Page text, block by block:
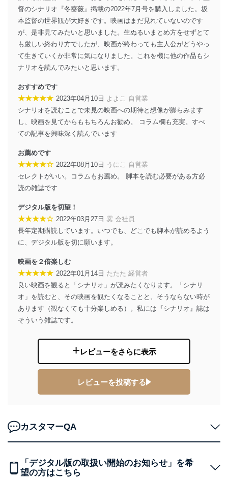
個人データを取り扱う機器等にセキュリティ対策
ソフトウェア等を導入し、自動更新 機能等の活用
により、これを最新状態としています。
情報システムの使用に伴う漏洩等の防止
メール等により個人データの含まれるファイルを
送信する場合に、当該ファイルへのパスワードを
設定しています。
個人情報保護マネジメントシステムの継続的改善
当社は、内部監査及びマネジメントレビューの機会を通
じて、個人情報保護マネジメントシステムを継続的に改
貴殿の個人情報及び当社の個人情報保護マネジメントシ
ステムに関するご相談及び苦情については以下までご連
絡ください。
適切、かつ迅速に対応させていただきます。
株式会社富士山マガジンサービス 個人情報問い合わせ
係
TEL：0570-200-223
FAX：03-5459-7073
改訂：2025年2月20日
制定：2005年4月1日
株式会社富士山マガジンサービス
代表取締役会長 西野 伸一郎
個人情報の取扱いについて
当社は以下の個人情報保護管理者を設置し、個人情報保
用・提供・管理いたします。
田 嘉也
当社が取り扱う開示対象個人情報の利用目的は次のとお
りです。
督のシナリオ『冬薔薇』掲載の2022年7月号を購入しました。坂
本監督の世界観が大好きです。映画はまだ見れていないのです
が、是非見てみたいと思いました。生ぬるいまとめ方をせずとて
も厳しい終わり方でしたが、映画が終わっても主人公がどうやっ
て生きていくか非常に気になりました。これを機に他の作品もシ
ナリオを読んでみたいと思います。
おすすめです
★★★★★ 2023年04月10日 よよこ 自営業
シナリオを読むことで未見の映画への期待と想像が膨らみます
し、映画を見てからももちろんお勧め。 コラム欄も充実。すべ
ての記事を興味深く読んでいます
お薦めです
★★★★☆ 2022年08月10日 うにこ 自営業
セレクトがいい。コラムもお薦め。 脚本を読む必要がある方必
読の雑誌です
デジタル版を切望！
★★★★☆ 2022年03月27日 霙 会社員
長年定期購読しています。いつでも、どこでも脚本が読めるよう
に、デジタル版を切に願います。
映画を２倍楽しむ
★★★★★ 2022年01月14日 たたた 経営者
良い映画を観ると「シナリオ」が読みたくなります。「シナリ
オ」を読むと、その映画を観たくなることと、そうならない時が
あります（観なくても十分楽しめる）。私には『シナリオ』誌は
そういう雑誌です。
レビューをさらに表示
レビューを投稿する
カスタマーQA
「デジタル版の取扱い開始のお知らせ」を希
望の方はこちら